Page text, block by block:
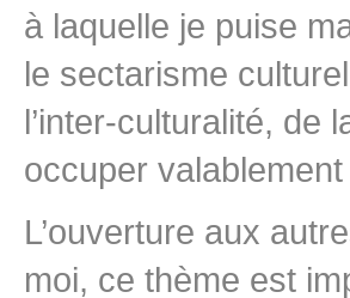
à laquelle je puise
le sectarisme
l’inter-culturalité, de
occuper
L’ouverture aux
moi, ce thème est